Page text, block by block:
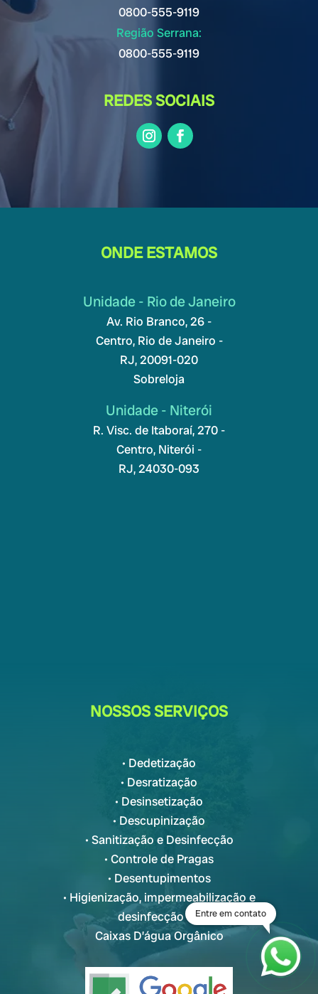
0800-555-9119
Região Serrana:
0800-555-9119
REDES SOCIAIS
ONDE ESTAMOS
Unidade - Rio de Janeiro
Av. Rio Branco, 26 -
Centro, Rio de Janeiro -
RJ, 20091-020
Sobreloja
Unidade - Niterói
R. Visc. de Itaboraí, 270 -
Centro, Niterói -
RJ, 24030-093
NOSSOS SERVIÇOS
• Dedetização
• Desratização
• Desinsetização
• Descupinização
• Sanitização e Desinfecção
• Controle de Pragas
• Desentupimentos
• Higienização, impermeabilização e
desinfecção de
Caixas D’água Orgânico
Entre em contato